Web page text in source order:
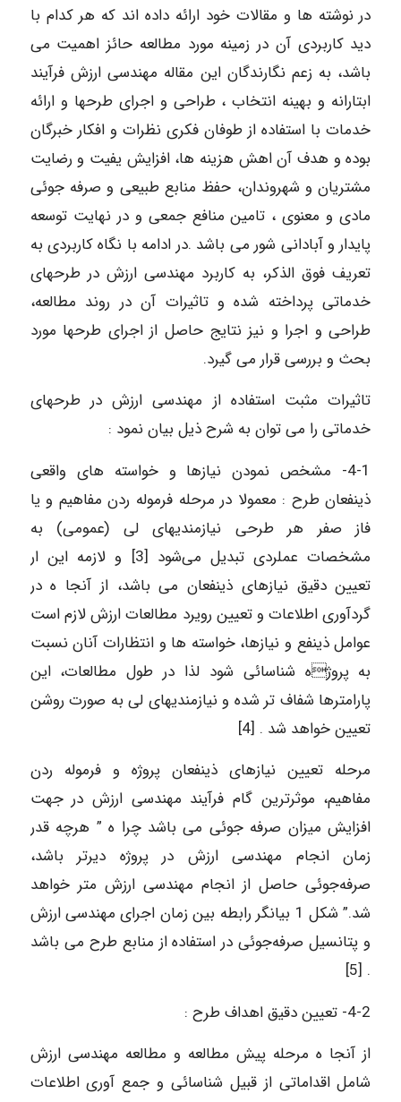
در نوشته ها و مقالات خود ارائه داده اند که هر کدام با
دید کاربردی آن در زمینه مورد مطالعه حائز اهمیت می
باشد، به زعم نگارندگان این مقاله مهندسی ارزش فرآیند
ابتارانه و بهینه انتخاب ، طراحی و اجرای طرحها و ارائه
خدمات با استفاده از طوفان فکری نظرات و افکار خبرگان
بوده و هدف آن اهش هزینه ها، افزایش یفیت و رضایت
مشتریان و شهروندان، حفظ منابع طبیعی و صرفه جوئی
مادی و معنوی ، تامین منافع جمعی و در نهایت توسعه
پایدار و آبادانی شور می باشد .در ادامه با نگاه کاربردی به
تعریف فوق الذکر، به کاربرد مهندسی ارزش در طرحهای
خدماتی پرداخته شده و تاثیرات آن در روند مطالعه،
طراحی و اجرا و نیز نتایج حاصل از اجرای طرحها مورد
بحث و بررسی قرار می گیرد.
تاثیرات مثبت استفاده از مهندسی ارزش در طرحهای
خدماتی را می توان به شرح ذیل بیان نمود :
4-1- مشخص نمودن نیازها و خواسته های واقعی
ذینفعان طرح : معمولا در مرحله فرموله ردن مفاهیم و یا
فاز صفر هر طرحی نیازمندیهای لی (عمومی) به
مشخصات عملردی تبدیل می‌شود [3] و لازمه این ار
تعیین دقیق نیازهای ذینفعان می باشد، از آنجا ه در
گردآوری اطلاعات و تعیین رویرد مطالعات ارزش لازم است
عوامل ذینفع و نیازها، خواسته ها و انتظارات آنان نسبت
به پروژه شناسائی شود لذا در طول مطالعات، این
پارامترها شفاف تر شده و نیازمندیهای لی به صورت روشن
تعیین خواهد شد . [4]
مرحله تعیین نیازهای ذینفعان پروژه و فرموله ردن
مفاهیم، موثرترین گام فرآیند مهندسی ارزش در جهت
افزایش میزان صرفه جوئی می باشد چرا ه ” هرچه قدر
زمان انجام مهندسی ارزش در پروژه دیرتر باشد،
صرفه‌جوئی حاصل از انجام مهندسی ارزش متر خواهد
شد.” شکل 1 بیانگر رابطه بین زمان اجرای مهندسی ارزش
و پتانسیل صرفه‌جوئی در استفاده از منابع طرح می باشد
. [5]
4-2- تعیین دقیق اهداف طرح :
از آنجا ه مرحله پیش مطالعه و مطالعه مهندسی ارزش
شامل اقداماتی از قبیل شناسائی و جمع آوری اطلاعات